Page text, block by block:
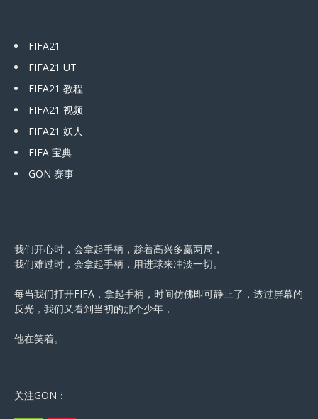
FIFA21
FIFA21 UT
FIFA21 教程
FIFA21 视频
FIFA21 妖人
FIFA 宝典
GON 赛事
我们开心时，会拿起手柄，趁着高兴多赢两局，
我们难过时，会拿起手柄，用进球来冲淡一切。
每当我们打开FIFA，拿起手柄，时间仿佛即可静止了，透过屏幕的
反光，我们又看到当初的那个少年，
他在笑着。
关注GON：